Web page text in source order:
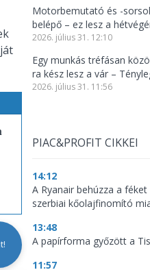
Motorbemutató és -
belépő – ez lesz a
2026. július 31. 12:10
Egy munkás tréfásan
ra kész lesz a vár –
2026. július 31. 11:56
PIAC&PROFIT CIKKEI
14:12
A Ryanair behúzza a
szerbiai kőolajfinomító
13:48
A papírforma győzött a
11:57